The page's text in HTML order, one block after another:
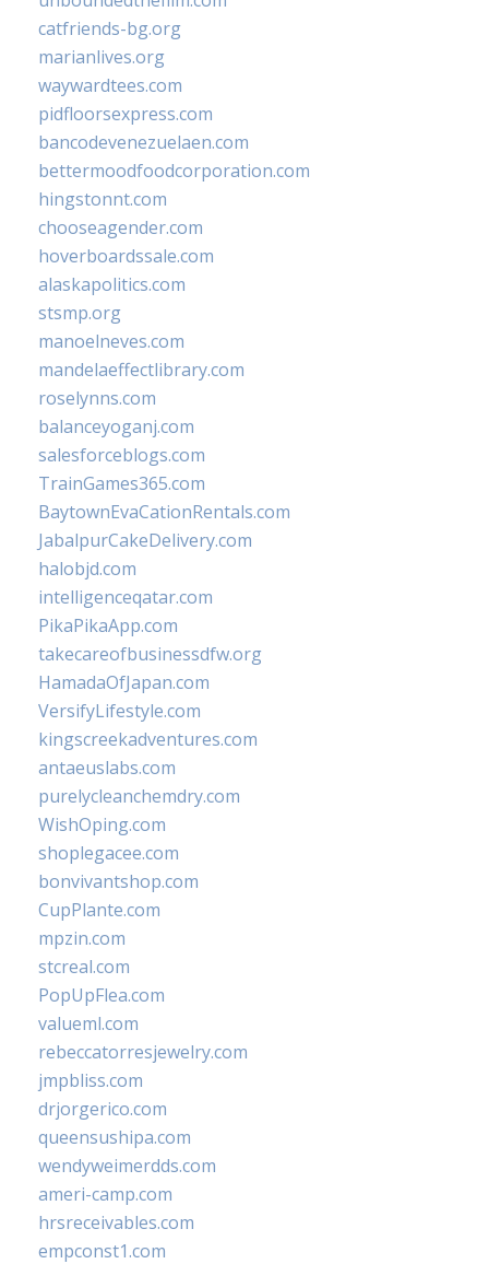
catfriends-bg.org
marianlives.org
waywardtees.com
pidfloorsexpress.com
bancodevenezuelaen.com
bettermoodfoodcorporation.com
hingstonnt.com
chooseagender.com
hoverboardssale.com
alaskapolitics.com
stsmp.org
manoelneves.com
mandelaeffectlibrary.com
roselynns.com
balanceyoganj.com
salesforceblogs.com
TrainGames365.com
BaytownEvaCationRentals.com
JabalpurCakeDelivery.com
halobjd.com
intelligenceqatar.com
PikaPikaApp.com
takecareofbusinessdfw.org
HamadaOfJapan.com
VersifyLifestyle.com
kingscreekadventures.com
antaeuslabs.com
purelycleanchemdry.com
WishOping.com
shoplegacee.com
bonvivantshop.com
CupPlante.com
mpzin.com
stcreal.com
PopUpFlea.com
valueml.com
rebeccatorresjewelry.com
jmpbliss.com
drjorgerico.com
queensushipa.com
wendyweimerdds.com
ameri-camp.com
hrsreceivables.com
empconst1.com